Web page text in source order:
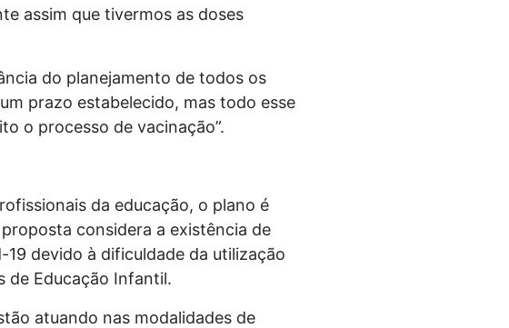
assim que tivermos as doses
do planejamento de todos os
prazo estabelecido, mas todo esse
o processo de vacinação”.
da educação, o plano é
considera a existência de
devido à dificuldade da utilização
de Educação Infantil.
atuando nas modalidades de